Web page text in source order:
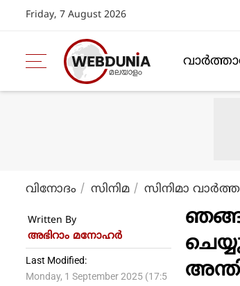
Friday, 7 August 2026
വിനോദം സിനിമ സിനിമാ വാര്‍ത്ത
Written By
അഭിറാം മനോഹർ
Last Modified:
Monday, 1 September 2025 (17:5